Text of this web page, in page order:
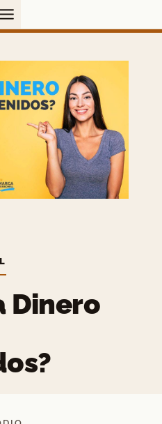
Dinero